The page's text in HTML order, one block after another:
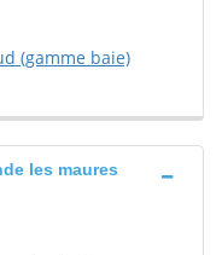
(gamme baie)
les maures